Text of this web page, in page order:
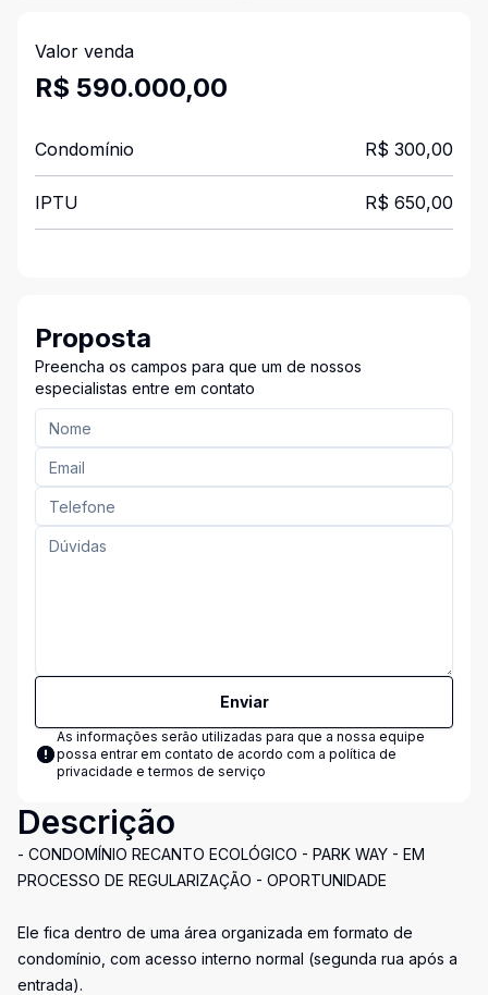
Valor venda
R$ 590.000,00
Condomínio R$ 300,00
IPTU R$ 650,00
Proposta
Preencha os campos para que um de nossos
especialistas entre em contato
Enviar
As informações serão utilizadas para que a nossa equipe
possa entrar em contato de acordo com a política de
privacidade e termos de serviço
Descrição
- CONDOMÍNIO RECANTO ECOLÓGICO - PARK WAY - EM
PROCESSO DE REGULARIZAÇÃO - OPORTUNIDADE
Ele fica dentro de uma área organizada em formato de
condomínio, com acesso interno normal (segunda rua após a
entrada).